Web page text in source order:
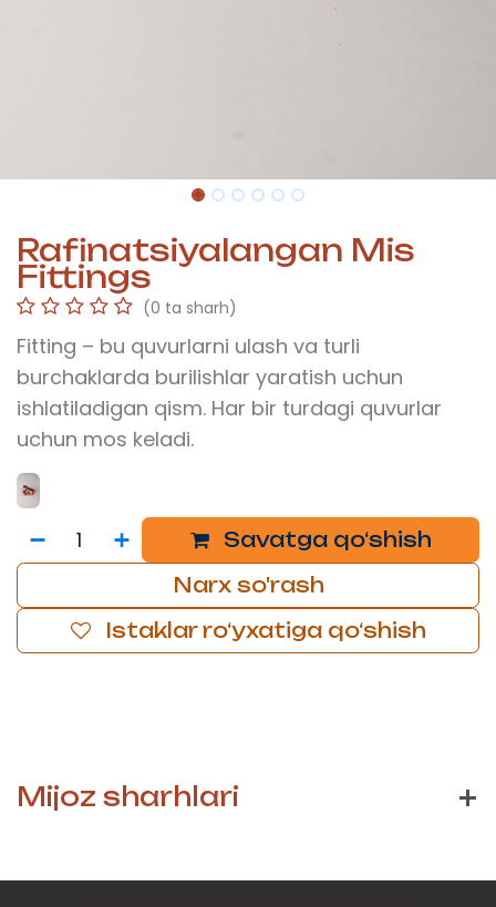
Rafinatsiyalangan Mis
Fittings
(0 ta sharh)
Fitting – bu quvurlarni ulash va turli
burchaklarda burilishlar yaratish uchun
ishlatiladigan qism. Har bir turdagi quvurlar
uchun mos keladi.
Savatga qo‘shish
Narx so'rash
Istaklar ro‘yxatiga qo‘shish
Mijoz sharhlari